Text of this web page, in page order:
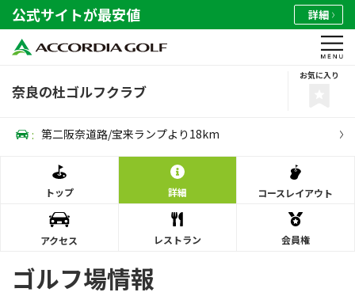
公式サイトが最安値 詳細
奈良の杜ゴルフクラブ
お気に入り
: 第二阪奈道路/宝来ランプより18km
トップ 詳細 コースレイアウト
アクセス レストラン 会員権
ゴルフ場情報